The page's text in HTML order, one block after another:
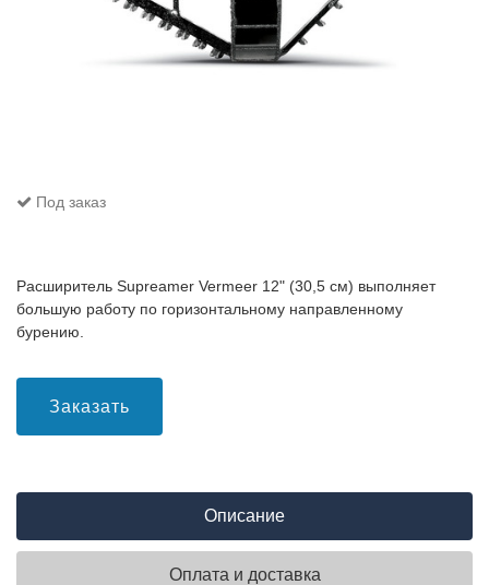
Под заказ
Расширитель Supreamer Vermeer 12" (30,5 см) выполняет
большую работу по горизонтальному направленному
бурению.
Заказать
Описание
Оплата и доставка